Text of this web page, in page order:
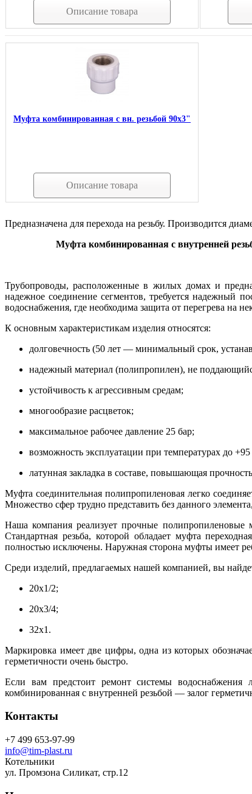
Описание товара
Муфта комбинированная с вн. резьбой 90х3"
Описание товара
Предназначена для перехода на резьбу. Производится
Муфта комбинированная с внутренней
Трубопроводы, расположенные в жилых домах и
надежное соединение сегментов, требуется надежный
водоснабжения, где необходима защита от перегрева на
К основным характеристикам изделия относятся:
долговечность (50 лет — минимальный срок,
надежный материал (полипропилен), не
устойчивость к агрессивным средам;
многообразие расцветок;
максимальное рабочее давление 25 бар;
возможность эксплуатации при температурах до +95
латунная закладка в составе, повышающая
Муфта соединительная полипропиленовая легко
Множество сфер трудно представить без данного
Наша компания реализует прочные полипропиленовые
Стандартная резьба, которой обладает муфта
полностью исключены. Наружная сторона муфты имеет
Среди изделий, предлагаемых нашей компанией, вы
20х1/2;
20х3/4;
32х1.
Маркировка имеет две цифры, одна из которых
герметичности очень быстро.
Если вам предстоит ремонт системы
комбинированная с внутренней резьбой — залог
Контакты
+7 499 653-97-99
info@tim-plast.ru
Котельники
ул. Промзона Силикат, стр.12